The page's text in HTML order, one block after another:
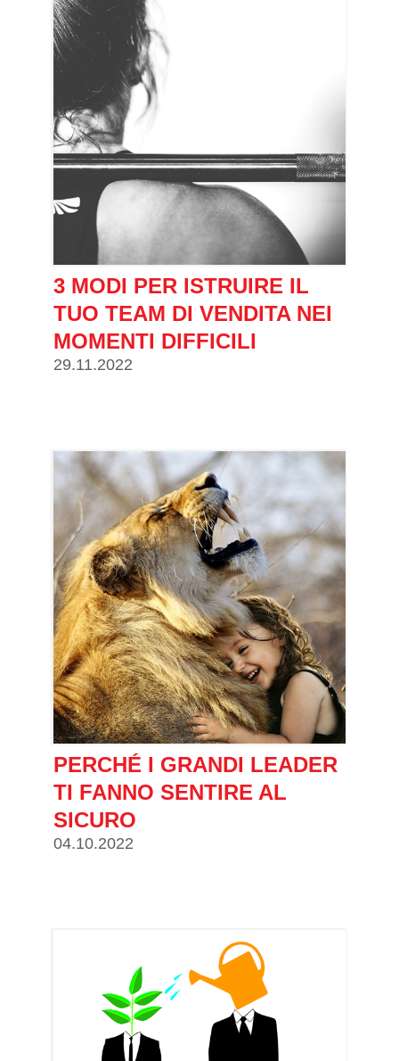
3 MODI PER ISTRUIRE IL
TUO TEAM DI VENDITA NEI
MOMENTI DIFFICILI
29.11.2022
PERCHÉ I GRANDI LEADER
TI FANNO SENTIRE AL
SICURO
04.10.2022